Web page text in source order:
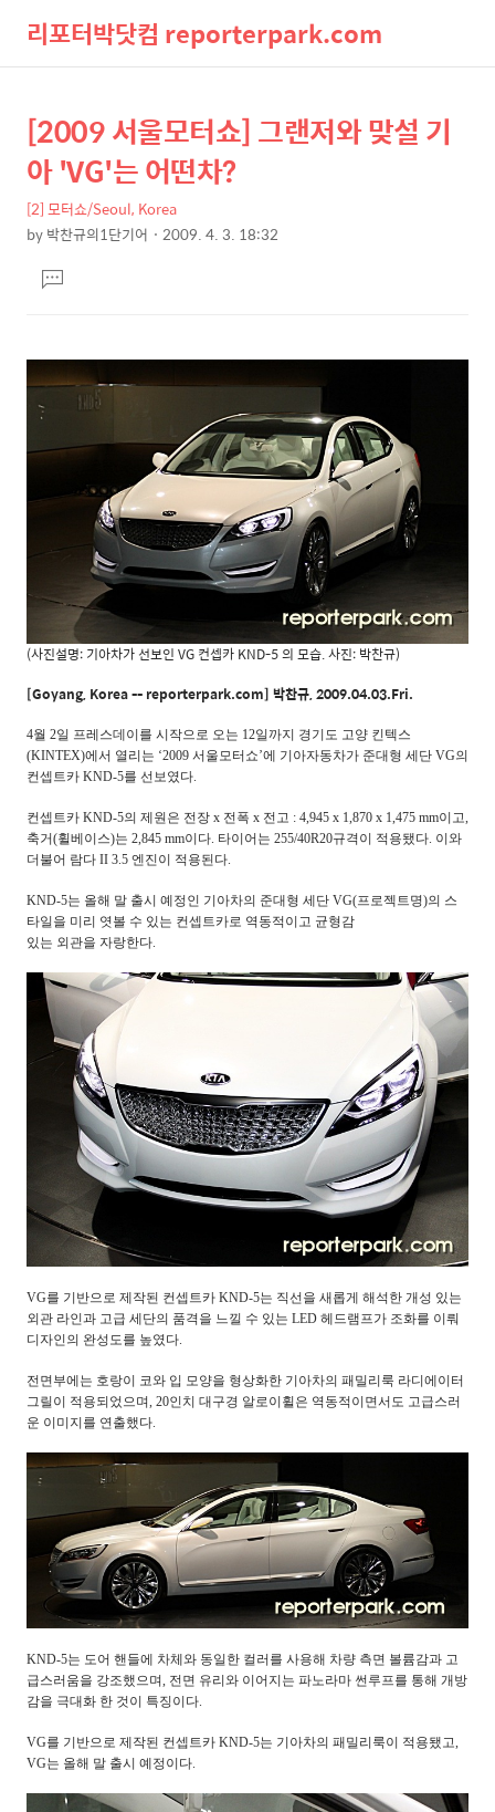
리포터박닷컴 reporterpark.com
색
상
세
텐
본
문
제
목
[2009 서울모터쇼] 그랜저와 맞설 기
아 'VG'는 어떤차?
[2] 모터쇼/Seoul, Korea
by박찬규의1단기어 2009. 4. 3. 18:32
문댓
글
(사진설명: 기아차가 선보인 VG 컨셉카 KND-5 의 모습. 사진: 박찬규)
[Goyang, Korea -- reporterpark.com] 박찬규, 2009.04.03.Fri.
4월 2일 프레스데이를 시작으로 오는 12일까지 경기도 고양 킨텍스
(KINTEX)에서 열리는 ‘2009 서울모터쇼’에 기아자동차가 준대형 세단 VG의
컨셉트카 KND-5를 선보였다.
컨셉트카 KND-5의 제원은 전장 x 전폭 x 전고 : 4,945 x 1,870 x 1,475 mm이고,
축거(휠베이스)는 2,845 mm이다. 타이어는 255/40R20규격이 적용됐다. 이와
더불어 람다 II 3.5 엔진이 적용된다.
KND-5는 올해 말 출시 예정인 기아차의 준대형 세단 VG(프로젝트명)의 스
타일을 미리 엿볼 수 있는 컨셉트카로 역동적이고 균형감
있는 외관을 자랑한다.
VG를 기반으로 제작된 컨셉트카 KND-5는 직선을 새롭게 해석한 개성 있는
외관 라인과 고급 세단의 품격을 느낄 수 있는 LED 헤드램프가 조화를 이뤄
디자인의 완성도를 높였다.
전면부에는 호랑이 코와 입 모양을 형상화한 기아차의 패밀리룩 라디에이터
그릴이 적용되었으며, 20인치 대구경 알로이휠은 역동적이면서도 고급스러
운 이미지를 연출했다.
KND-5는 도어 핸들에 차체와 동일한 컬러를 사용해 차량 측면 볼륨감과 고
급스러움을 강조했으며, 전면 유리와 이어지는 파노라마 썬루프를 통해 개방
감을 극대화 한 것이 특징이다.
VG를 기반으로 제작된 컨셉트카 KND-5는 기아차의 패밀리룩이 적용됐고,
VG는 올해 말 출시 예정이다.